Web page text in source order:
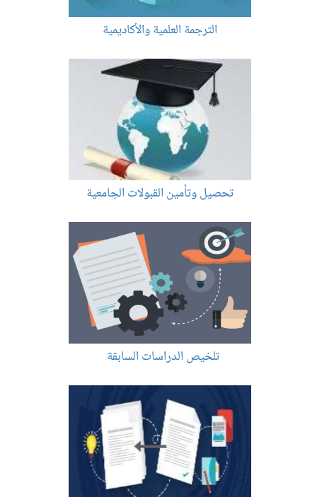
الترجمة العلمية والأكاديمية
تحصيل وتأمين القبولات الجامعية
تلخيص الدراسات السابقة